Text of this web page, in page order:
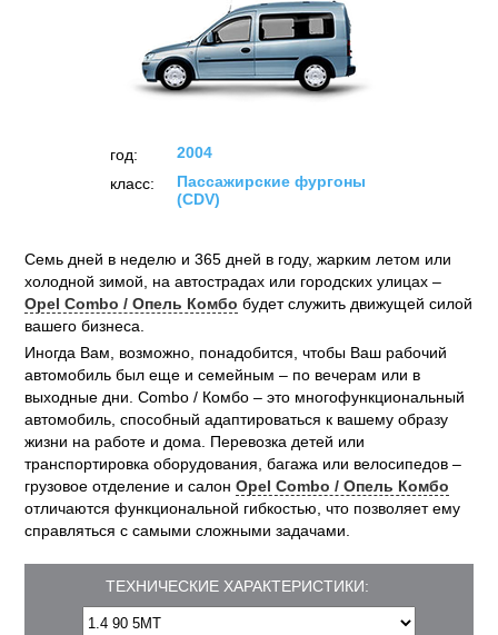
год:
2004
класс:
Пассажирские фургоны
(CDV)
Семь дней в неделю и 365 дней в году, жарким летом или
холодной зимой, на автострадах или городских улицах –
Opel Combo / Опель Комбо будет служить движущей силой
вашего бизнеса.
Иногда Вам, возможно, понадобится, чтобы Ваш рабочий
автомобиль был еще и семейным – по вечерам или в
выходные дни. Combo / Комбо – это многофункциональный
автомобиль, способный адаптироваться к вашему образу
жизни на работе и дома. Перевозка детей или
транспортировка оборудования, багажа или велосипедов –
грузовое отделение и салонOpel Combo / Опель Комбо
отличаются функциональной гибкостью, что позволяет ему
справляться с самыми сложными задачами.
ТЕХНИЧЕСКИЕ ХАРАКТЕРИСТИКИ: